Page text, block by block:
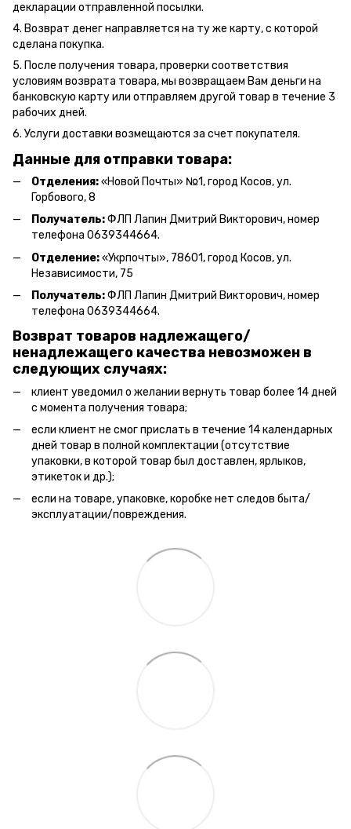
декларации отправленной посылки.
4. Возврат денег направляется на ту же карту, с которой
сделана покупка.
5. После получения товара, проверки соответствия
условиям возврата товара, мы возвращаем Вам деньги на
банковскую карту или отправляем другой товар в течение 3
рабочих дней.
6. Услуги доставки возмещаются за счет покупателя.
Данные для отправки товара:
Отделения:«Новой Почты» №1, город Косов,ул.
Горбового, 8
Получатель:ФЛП Лапин Дмитрий Викторович, номер
телефона 0639344664.
Отделение:«Укрпочты», 78601, город Косов, ул.
Независимости, 75
Получатель:ФЛП Лапин Дмитрий Викторович, номер
телефона 0639344664.
Возврат товаров надлежащего/
ненадлежащего качества невозможен в
следующих случаях:
клиент уведомил о желании вернуть товар более 14 дней
с момента получения товара;
если клиент не смог прислать в течение 14 календарных
дней товар в полной комплектации (отсутствие
упаковки, в которой товар был доставлен, ярлыков,
этикеток и др.);
если на товаре, упаковке, коробке нет следов быта/
эксплуатации/повреждения.